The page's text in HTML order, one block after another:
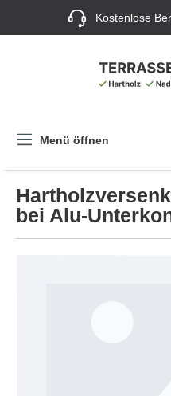
Kostenlose
Menü öffnen
bei Alu-